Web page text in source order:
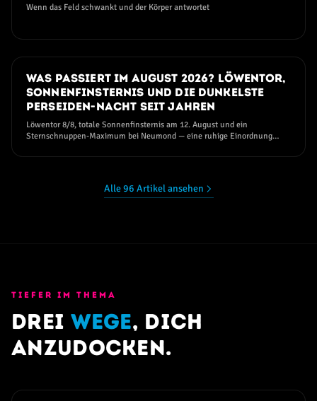
Wenn das Feld schwankt und der Körper antwortet
25. JULI 2026
Was passiert im August 2026? Löwentor,
Sonnenfinsternis und die dunkelste
Perseiden-Nacht seit Jahren
Löwentor 8/8, totale Sonnenfinsternis am 12. August und ein
Sternschnuppen-Maximum bei Neumond — eine ruhige Einordnung
Alle 96 Artikel ansehen
TIEFER IM THEMA
Drei Wege, dich
anzudocken.